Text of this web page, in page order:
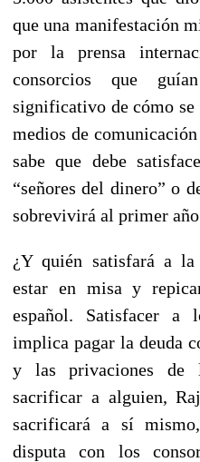
que una manifestación
por la prensa
consorcios que
significativo de cómo
medios de
sabe que debe
“señores del dinero” o
sobrevivirá al primer
¿Y quién satisfará a
estar en misa y
español. Satisfacer a
implica pagar la deuda
y las privaciones de
sacrificar a alguien,
sacrificará a sí
disputa con los